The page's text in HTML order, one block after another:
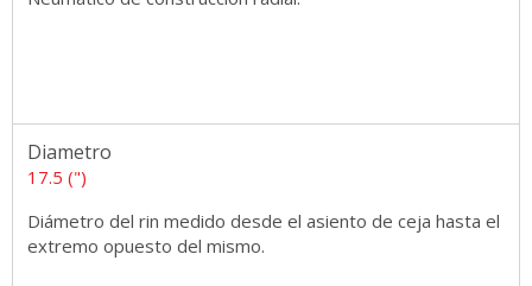
Diametro
17.5 (")
Diámetro del rin medido desde el asiento de ceja hasta el
extremo opuesto del mismo.